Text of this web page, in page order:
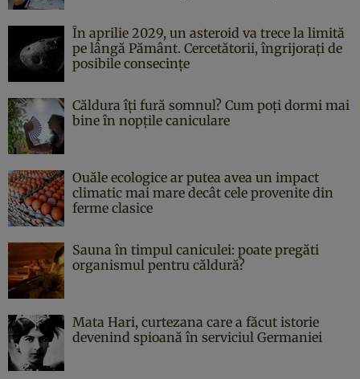
În aprilie 2029, un asteroid va trece la limită
pe lângă Pământ. Cercetătorii, îngrijorați de
posibile consecințe
Căldura îți fură somnul? Cum poți dormi mai
bine în nopțile caniculare
Ouăle ecologice ar putea avea un impact
climatic mai mare decât cele provenite din
ferme clasice
Sauna în timpul caniculei: poate pregăti
organismul pentru căldură?
Mata Hari, curtezana care a făcut istorie
devenind spioană în serviciul Germaniei